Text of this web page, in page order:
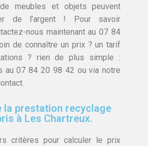
de meubles et objets peuvent
de l’argent ! Pour savoir
nous maintenant au 07 84
de connaître un prix ? un tarif
? rien de plus simple :
au 07 84 20 98 42 ou via notre
la prestation recyclage
à Les Chartreux.
critères pour calculer le prix